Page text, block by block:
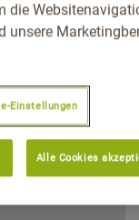
die
unsere
Einstellungen
Alle Cookies